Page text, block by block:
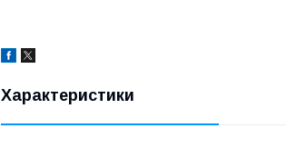
Характеристики